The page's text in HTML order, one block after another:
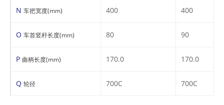
N 车把宽度(mm) 400 400
O 车首竖杆长度(mm) 80 90
P 曲柄长度(mm) 170.0 170.0
Q 轮径 700C 700C